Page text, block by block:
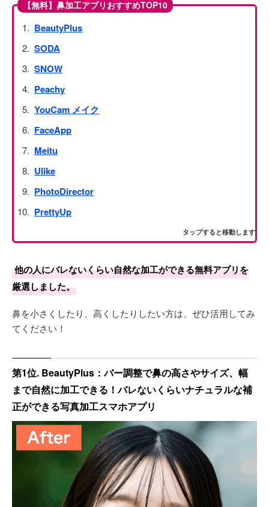
【無料】鼻加工アプリおすすめTOP10
BeautyPlus
SODA
SNOW
Peachy
YouCam メイク
FaceApp
Meitu
Ulike
PhotoDirector
PrettyUp
タップすると移動します
他の人にバレないくらい自然な加工ができる無料アプリを
厳選しました。
鼻を小さくしたり、高くしたりしたい方は、ぜひ活用してみ
てください！
第1位. BeautyPlus：バー調整で鼻の高さやサイズ、幅
まで自然に加工できる！バレないくらいナチュラルな補
正ができる写真加工スマホアプリ